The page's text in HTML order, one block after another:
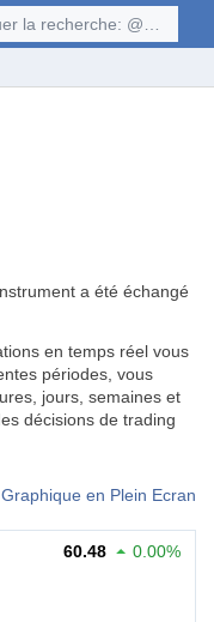
@user, $symbol, ...
a été échangé
en temps réel vous
périodes, vous
jours, semaines et
décisions de trading
Graphique en Plein Ecran
60.48 0.00%